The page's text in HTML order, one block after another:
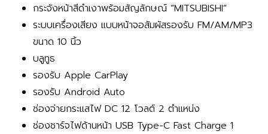
กระจังหน้าสีดำเงาพร้อมสัญลักษณ์ “MITSUBISHI”
ระบบเครื่องเสียง แบบหน้าจอสัมผัสรองรับ FM/AM/MP3
ขนาด 10 นิ้ว
บลูทูธ
รองรับ Apple CarPlay
รองรับ Android Auto
ช่องจ่ายกระแสไฟ DC 12 โวลต์ 2 ตำแหน่ง
ช่องชาร์จไฟด้านหน้า USB Type-C Fast Charge 1